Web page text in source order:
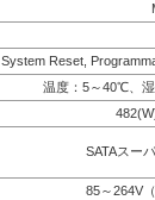
System Reset,
温度：5～40℃、
SATAスー
85～264V